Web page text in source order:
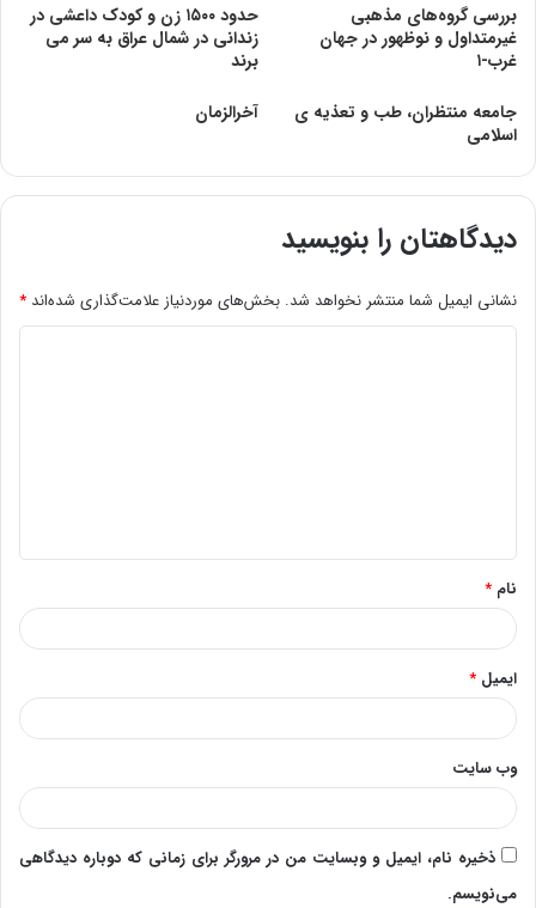
بررسی گروه‌های مذهبی
غیرمتداول و نوظهور در جهان
غرب-۱
حدود ۱۵۰۰ زن و کودک داعشی در
زندانی در شمال عراق به سر می
برند
جامعه منتظران، طب و تعذیه ی
اسلامی
آخرالزمان
دیدگاهتان را بنویسید
نشانی ایمیل شما منتشر نخواهد شد. بخش‌های موردنیاز علامت‌گذاری شده‌اند *
*
نام *
ایمیل *
وب‌ سایت
ذخیره نام، ایمیل و وبسایت من در مرورگر برای زمانی که دوباره دیدگاهی
می‌نویسم.